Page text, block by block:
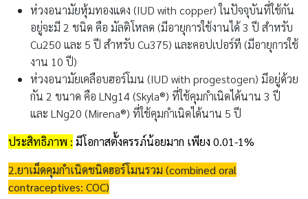
ห่วงอนามัยหุ้มทองแดง (IUD with copper) ในปัจจุบันที่ใช้กัน
อยู่จะมี 2 ชนิด คือ มัลติโหลด (มีอายุการใช้งานได้ 3 ปี สำหรับ
Cu250 และ 5 ปี สำหรับ Cu375) และคอปเปอร์ที (มีอายุการใช้
งาน 10 ปี)
ห่วงอนามัยเคลือบฮอร์โมน (IUD with progestogen) มีอยู่ด้วย
กัน 2 ขนาด คือ LNg14 (Skyla®) ที่ใช้คุมกำเนิดได้นาน 3 ปี
และ LNg20 (Mirena®) ที่ใช้คุมกำเนิดได้นาน 5 ปี
ประสิทธิภาพ : มีโอกาสตั้งครรภ์น้อยมาก เพียง 0.01-1%
2.ยาเม็ดคุมกำเนิดชนิดฮอร์โมนรวม (combined oral
contraceptives: COC)